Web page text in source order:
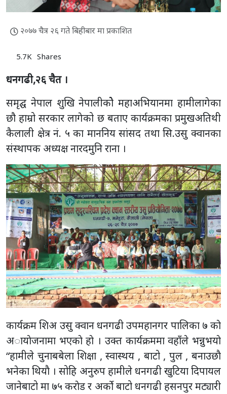
२०७७ चैत्र २६ गते बिहीबार मा प्रकाशित
5.7K Shares
धनगढी,२६ चैत ।
समृद्घ नेपाल शुखि नेपालीकोे महाअभियानमा हामीलागेका
छौ हाम्रो सरकार लागेको छ बताए कार्यक्रमका प्रमुखअतिथी
कैलाली क्षेत्र नं. ५ का माननिय सांसद तथा सि.उसु क्वानका
संस्थापक अध्यक्ष नारदमुनि राना ।
कार्यक्रम शिअ उसु क्वान धनगढी उपमहानगर पालिका ७ काे
अायाेजनामा भएकाे हाे । उक्त कार्यक्रममा वहाँले भन्नुभयाे
“हामीले चुनाबबेला शिक्षा , स्वास्थय , बाटो , पुल , बनाउछाै
भनेका थियाै । सोहि अनुरुप हामीले धनगढी खुटिया दिपायल
जानेबाटो मा ७५ कराेड र अर्को बाटो धनगढी हसनपुर मट्यारी